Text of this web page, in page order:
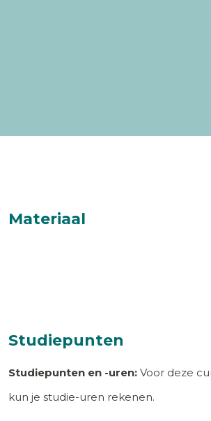
Materiaal
Studiepunten
Studiepunten en -uren: Voor deze
kun je studie-uren rekenen.